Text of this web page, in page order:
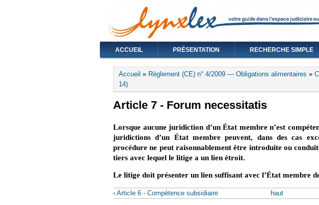
ACCUEIL PRÉSENTATION RECHERCHE SIMPLE
Vous êtes ici
Accueil » Règlement (CE) n° 4/2009 — Obligations alimentaires »
14)
Article 7 - Forum necessitatis
Lorsque aucune juridiction d’un État membre n’est
juridictions d’un État membre peuvent, dans des cas
procédure ne peut raisonnablement être introduite ou
tiers avec lequel le litige a un lien étroit.
Le litige doit présenter un lien suffisant avec l’État membre
‹ Article 6 - Compétence subsidiaire haut